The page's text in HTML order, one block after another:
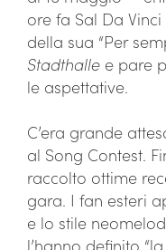
ore fa Sal Da
della sua “Per
Stadthalle e pare
le aspettative.
C’era grande
al Song Contest.
raccolto ottime
gara. I fan esteri
e lo stile
l’hanno definito